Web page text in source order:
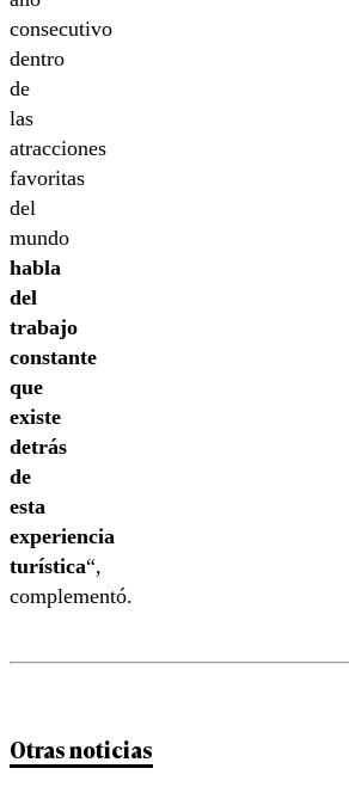
consecutivo
dentro
de
las
atracciones
favoritas
del
mundo
habla
del
trabajo
constante
que
existe
detrás
de
esta
experiencia
turística“,
complementó.
Otras noticias